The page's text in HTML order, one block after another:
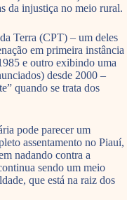
da injustiça no meio rural.
Terra (CPT) – um deles
em primeira instância
e outro exibindo uma
desde 2000 –
quando se trata dos
pode parecer um
assentamento no Piauí,
nadando contra a
sendo um meio
que está na raiz dos